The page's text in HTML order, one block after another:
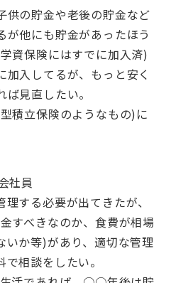
供の貯金や老後の貯金など
が他にも貯金があったほう
資保険にはすでに加入済)
加入してるが、もっと安く
見直したい。
積立保険のようなもの)に
社員
する必要が出てきたが、
すべきなのか、食費が相場
いか等)があり、適切な管理
相談をしたい。